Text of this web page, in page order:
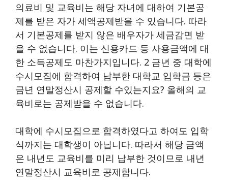
의료비 및 교육비는 해당 자녀에 대하여 기본공
제를 받은 자가 세액공제받을 수 있습니다. 따라
서 기본공제를 받지 않은 배우자가 세금감면 받
을 수 없습니다. 이는 신용카드 등 사용금액에 대
한 소득공제도 마찬가지입니다. 2 금년 중 대학에
수시모집에 합격하여 납부한 대학교 입학금 등은
금년 연말정산시 공제할 수있는지요? 올해의 교
육비로는 공제받을 수 없습니다.
대학에 수시모집으로 합격하였다고 하여도 입학
식까지는 대학생이 아닙니다. 따라서 해당 금액
은 내년도 교육비를 미리 납부한 것이므로 내년
연말정산시 교육비로 공제합니다.